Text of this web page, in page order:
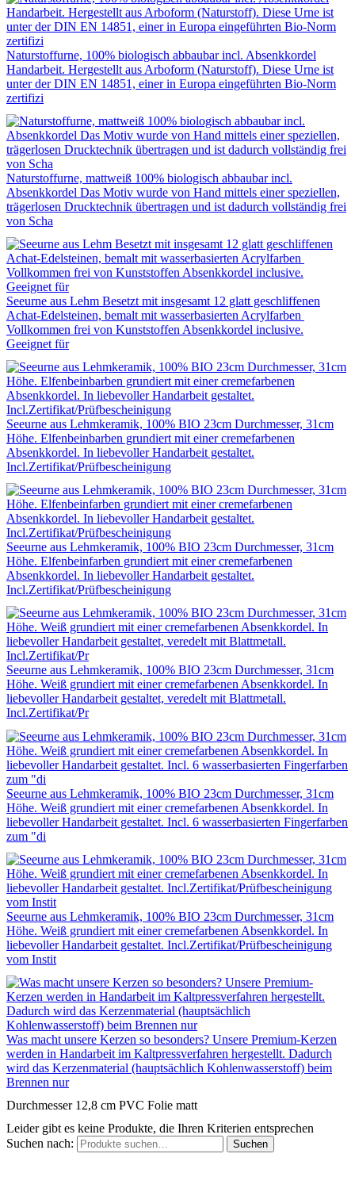
Naturstoffurne, 100% biologisch abbaubar incl. Absenkkordel
Handarbeit. Hergestellt aus Arboform (Naturstoff). Diese Urne ist
unter der DIN EN 14851, einer in Europa eingeführten Bio-Norm
zertifizi
Naturstoffurne, mattweiß 100% biologisch abbaubar incl.
Absenkkordel Das Motiv wurde von Hand mittels einer speziellen,
trägerlosen Drucktechnik übertragen und ist dadurch vollständig frei
von Scha
Seeurne aus Lehm Besetzt mit insgesamt 12 glatt geschliffenen
Achat-Edelsteinen, bemalt mit wasserbasierten Acrylfarben
Vollkommen frei von Kunststoffen Absenkkordel inclusive.
Geeignet für
Seeurne aus Lehmkeramik, 100% BIO 23cm Durchmesser, 31cm
Höhe. Elfenbeinbarben grundiert mit einer cremefarbenen
Absenkkordel. In liebevoller Handarbeit gestaltet.
Incl.Zertifikat/Prüfbescheinigung
Seeurne aus Lehmkeramik, 100% BIO 23cm Durchmesser, 31cm
Höhe. Elfenbeinfarben grundiert mit einer cremefarbenen
Absenkkordel. In liebevoller Handarbeit gestaltet.
Incl.Zertifikat/Prüfbescheinigung
Seeurne aus Lehmkeramik, 100% BIO 23cm Durchmesser, 31cm
Höhe. Weiß grundiert mit einer cremefarbenen Absenkkordel. In
liebevoller Handarbeit gestaltet, veredelt mit Blattmetall.
Incl.Zertifikat/Pr
Seeurne aus Lehmkeramik, 100% BIO 23cm Durchmesser, 31cm
Höhe. Weiß grundiert mit einer cremefarbenen Absenkkordel. In
liebevoller Handarbeit gestaltet. Incl. 6 wasserbasierten Fingerfarben
zum "di
Seeurne aus Lehmkeramik, 100% BIO 23cm Durchmesser, 31cm
Höhe. Weiß grundiert mit einer cremefarbenen Absenkkordel. In
liebevoller Handarbeit gestaltet. Incl.Zertifikat/Prüfbescheinigung
vom Instit
Was macht unsere Kerzen so besonders? Unsere Premium-Kerzen
werden in Handarbeit im Kaltpressverfahren hergestellt. Dadurch
wird das Kerzenmaterial (hauptsächlich Kohlenwasserstoff) beim
Brennen nur
Durchmesser 12,8 cm PVC Folie matt
Leider gibt es keine Produkte, die Ihren Kriterien entsprechen
Suchen nach:
Suchen